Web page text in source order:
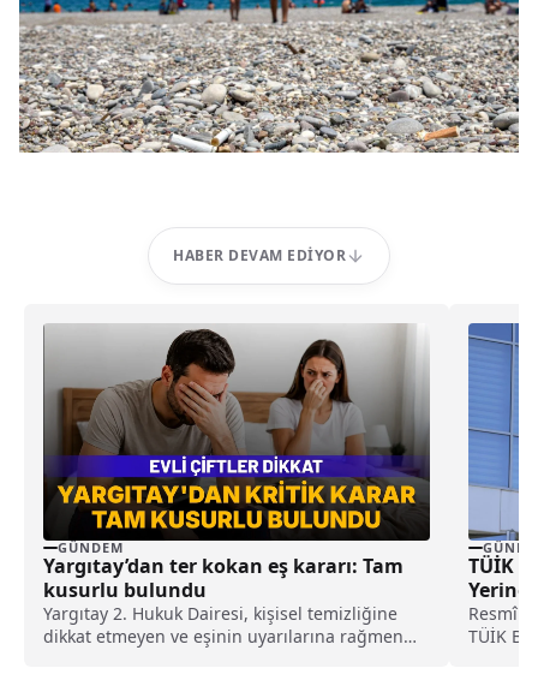
HABER DEVAM EDIYOR
GÜNDEM
Yargıtay’dan ter kokan eş kararı: Tam
kusurlu bulundu
Yargıtay 2. Hukuk Dairesi, kişisel temizliğine
dikkat etmeyen ve eşinin uyarılarına rağmen
TÜİK
Yerine
Resmî
TÜİK